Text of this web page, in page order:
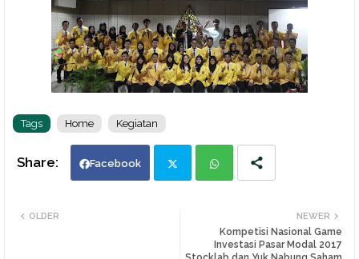
Tags Home Kegiatan
Facebook
ats
NEWER
Kompetisi Nasional Game
Investasi Pasar Modal 2017
OLDER